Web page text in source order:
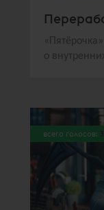
о
всего голосов: